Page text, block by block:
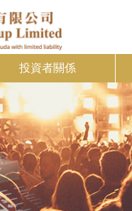
投資者關係